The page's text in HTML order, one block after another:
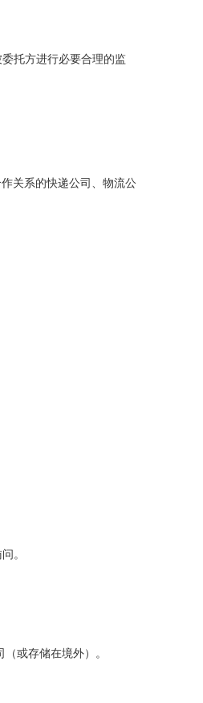
委托方进行必要合理的监
关系的快递公司、物流公
。
（或存储在境外） 。